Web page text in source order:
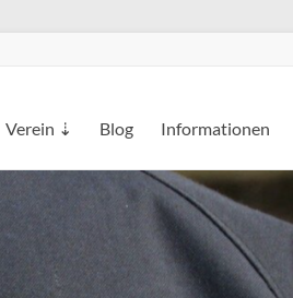
Verein ⇣ Blog Informationen